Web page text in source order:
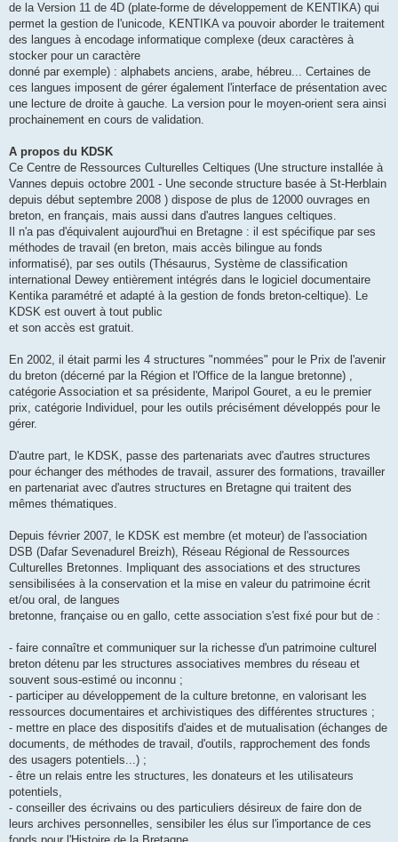
de la Version 11 de 4D (plate-forme de développement de KENTIKA) qui
permet la gestion de l'unicode, KENTIKA va pouvoir aborder le traitement
des langues à encodage informatique complexe (deux caractères à
stocker pour un caractère
donné par exemple) : alphabets anciens, arabe, hébreu... Certaines de
ces langues imposent de gérer également l'interface de présentation avec
une lecture de droite à gauche. La version pour le moyen-orient sera ainsi
prochainement en cours de validation.
A propos du KDSK
Ce Centre de Ressources Culturelles Celtiques (Une structure installée à
Vannes depuis octobre 2001 - Une seconde structure basée à St-Herblain
depuis début septembre 2008 ) dispose de plus de 12000 ouvrages en
breton, en français, mais aussi dans d'autres langues celtiques.
Il n'a pas d'équivalent aujourd'hui en Bretagne : il est spécifique par ses
méthodes de travail (en breton, mais accès bilingue au fonds
informatisé), par ses outils (Thésaurus, Système de classification
international Dewey entièrement intégrés dans le logiciel documentaire
Kentika paramétré et adapté à la gestion de fonds breton-celtique). Le
KDSK est ouvert à tout public
et son accès est gratuit.
En 2002, il était parmi les 4 structures "nommées" pour le Prix de l'avenir
du breton (décerné par la Région et l'Office de la langue bretonne) ,
catégorie Association et sa présidente, Maripol Gouret, a eu le premier
prix, catégorie Individuel, pour les outils précisément développés pour le
gérer.
D'autre part, le KDSK, passe des partenariats avec d'autres structures
pour échanger des méthodes de travail, assurer des formations, travailler
en partenariat avec d'autres structures en Bretagne qui traitent des
mêmes thématiques.
Depuis février 2007, le KDSK est membre (et moteur) de l'association
DSB (Dafar Sevenadurel Breizh), Réseau Régional de Ressources
Culturelles Bretonnes. Impliquant des associations et des structures
sensibilisées à la conservation et la mise en valeur du patrimoine écrit
et/ou oral, de langues
bretonne, française ou en gallo, cette association s'est fixé pour but de :
- faire connaître et communiquer sur la richesse d'un patrimoine culturel
breton détenu par les structures associatives membres du réseau et
souvent sous-estimé ou inconnu ;
- participer au développement de la culture bretonne, en valorisant les
ressources documentaires et archivistiques des différentes structures ;
- mettre en place des dispositifs d'aides et de mutualisation (échanges de
documents, de méthodes de travail, d'outils, rapprochement des fonds
des usagers potentiels...) ;
- être un relais entre les structures, les donateurs et les utilisateurs
potentiels,
- conseiller des écrivains ou des particuliers désireux de faire don de
leurs archives personnelles, sensibiler les élus sur l'importance de ces